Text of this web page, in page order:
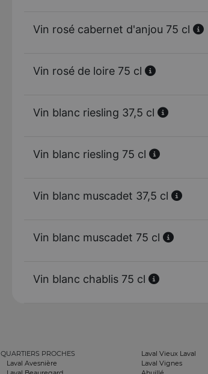
Vin rosé cabernet d'anjou 75 cl
Vin rosé de loire 75 cl
Vin blanc riesling 37,5 cl
Vin blanc riesling 75 cl
Vin blanc muscadet 37,5 cl
Vin blanc muscadet 75 cl
Vin blanc chablis 75 cl
QUARTIERS PROCHES
Laval Avesnière
Laval Vieux Laval
Laval Vignes